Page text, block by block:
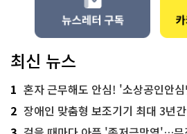
최신 뉴스
1 혼자 근무해도 안심! '소상공인안
2 장애인 맞춤형 보조기기 최대 3년간 무